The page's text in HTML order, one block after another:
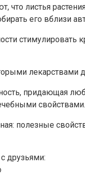
что листья
его вблизи
лекарствами
придающая
свойствами.
полезные
друзьями: